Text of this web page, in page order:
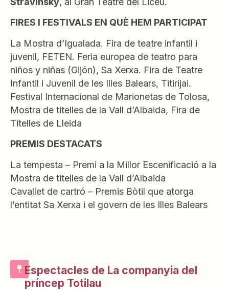
FIRES I FESTIVALS EN QUÈ HEM PARTICIPAT
La Mostra d’Igualada. Fira de teatre infantil i
juvenil, FETEN. Feria europea de teatro para
niños y niñas (Gijón), Sa Xerxa. Fira de Teatre
Infantil i Juvenil de les Illes Balears, Titirijai.
Festival Internacional de Marionetas de Tolosa,
Mostra de titelles de la Vall d’Albaida, Fira de
Titelles de Lleida
PREMIS DESTACATS
La tempesta – Premi a la Millor Escenificació a la
Mostra de titelles de la Vall d’Albaida
Cavallet de cartró – Premis Bòtil que atorga
l’entitat Sa Xerxa i el govern de les Illes Balears
Espectacles de La companyia del
príncep Totilau